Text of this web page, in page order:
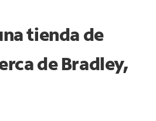
tienda de
de Bradley,